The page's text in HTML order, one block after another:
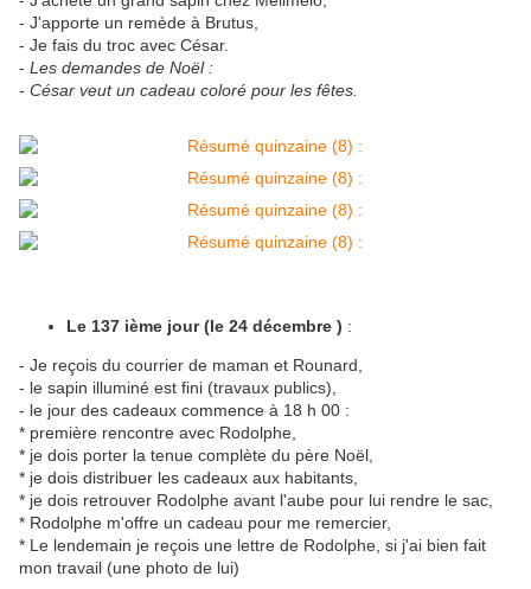
- J'apporte un remède à Brutus,
- Je fais du troc avec César.
- Les demandes de Noël :
- César veut un cadeau coloré pour les fêtes.
Le 137 ième jour (le 24 décembre ) :
- Je reçois du courrier de maman et Rounard,
- le sapin illuminé est fini (travaux publics),
- le jour des cadeaux commence à 18 h 00 :
* première rencontre avec Rodolphe,
* je dois porter la tenue complète du père Noël,
* je dois distribuer les cadeaux aux habitants,
* je dois retrouver Rodolphe avant l'aube pour lui rendre le sac,
* Rodolphe m'offre un cadeau pour me remercier,
* Le lendemain je reçois une lettre de Rodolphe, si j'ai bien fait
mon travail (une photo de lui)